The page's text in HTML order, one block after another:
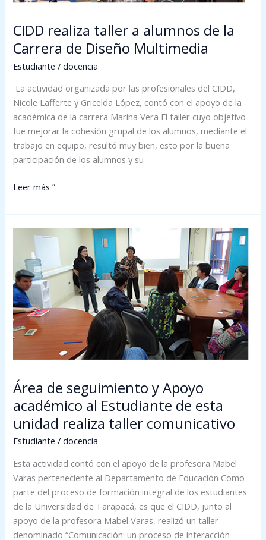
CIDD realiza taller a alumnos de la
Carrera de Diseño Multimedia
Estudiante /docencia
La actividad organizada por las profesionales del CIDD,
Nicole Lafferte y Gricelda López, contó con el apoyo de la
académica de la carrera Marina Vera El taller cuyo objetivo
fue mejorar la cohesión grupal de los alumnos, mediante el
trabajo en equipo, resultó muy bien, esto por la buena
participación de los alumnos y su
Leer más ”
Área de seguimiento y Apoyo
académico al Estudiante de esta
unidad realiza taller comunicativo
Estudiante /docencia
Esta actividad contó con el apoyo de la profesora Mabel
Varas perteneciente al Departamento de Educación Como
parte del proceso de formación integral de los estudiantes
de la Universidad de Tarapacá, es que el CIDD, junto al
apoyo de la profesora Mabel Varas, realizó un taller
denominado “Comunicación: un proceso de interacción
seguimiento
y
Apoyo
académico
al
Estudiante
esta
unidad
realiza
taller
comunicativo